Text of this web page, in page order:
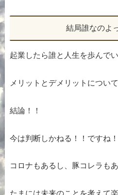
結局誰なのよ
起業したら誰と人生を歩んでい
メリットとデメリットについ
結論！！
今は判断しかねる！！ですね！
コロナもあるし、豚コレラも
たまには未来のことを考えて